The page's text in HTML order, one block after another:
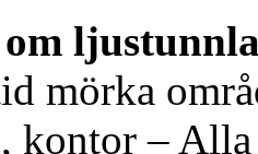
mörka
kontor – Alla